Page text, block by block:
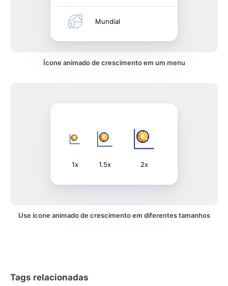
Mundial
Ícone animado de crescimento em um menu
1x 1.5x 2x
Use ícone animado de crescimento em diferentes tamanhos
Tags relacionadas